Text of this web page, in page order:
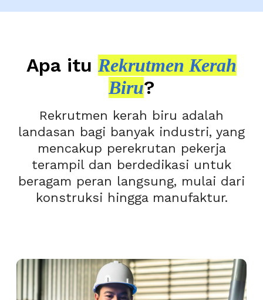
Apa itu Rekrutmen Kerah
Biru?
Rekrutmen kerah biru adalah
landasan bagi banyak industri, yang
mencakup perekrutan pekerja
terampil dan berdedikasi untuk
beragam peran langsung, mulai dari
konstruksi hingga manufaktur.